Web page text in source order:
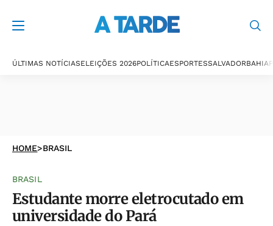
ÚLTIMAS NOTÍCIASELEIÇÕES 2026POLÍTICAESPORTESSALVADORBAHIA
HOME>BRASIL
BRASIL
Estudante morre eletrocutado em
universidade do Pará